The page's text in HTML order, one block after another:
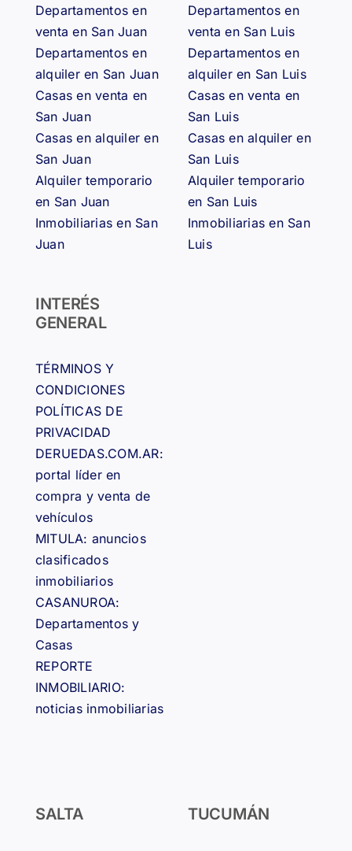
Departamentos en
venta en San Juan
Departamentos en
alquiler en San Juan
Casas en venta en
San Juan
Casas en alquiler en
San Juan
Alquiler temporario
en San Juan
Inmobiliarias en San
Juan
Departamentos en
venta en San Luis
Departamentos en
alquiler en San Luis
Casas en venta en
San Luis
Casas en alquiler en
San Luis
Alquiler temporario
en San Luis
Inmobiliarias en San
Luis
INTERÉS
GENERAL
TÉRMINOS Y
CONDICIONES
POLÍTICAS DE
PRIVACIDAD
DERUEDAS.COM.AR:
portal líder en
compra y venta de
vehículos
MITULA: anuncios
clasificados
inmobiliarios
CASANUROA:
Departamentos y
Casas
REPORTE
INMOBILIARIO:
noticias inmobiliarias
SALTA TUCUMÁN